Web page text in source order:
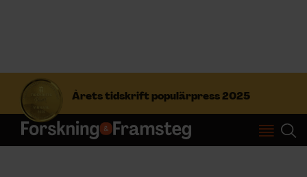
Årets tidskrift populärpress 2025
S
f
t
Prenumerera